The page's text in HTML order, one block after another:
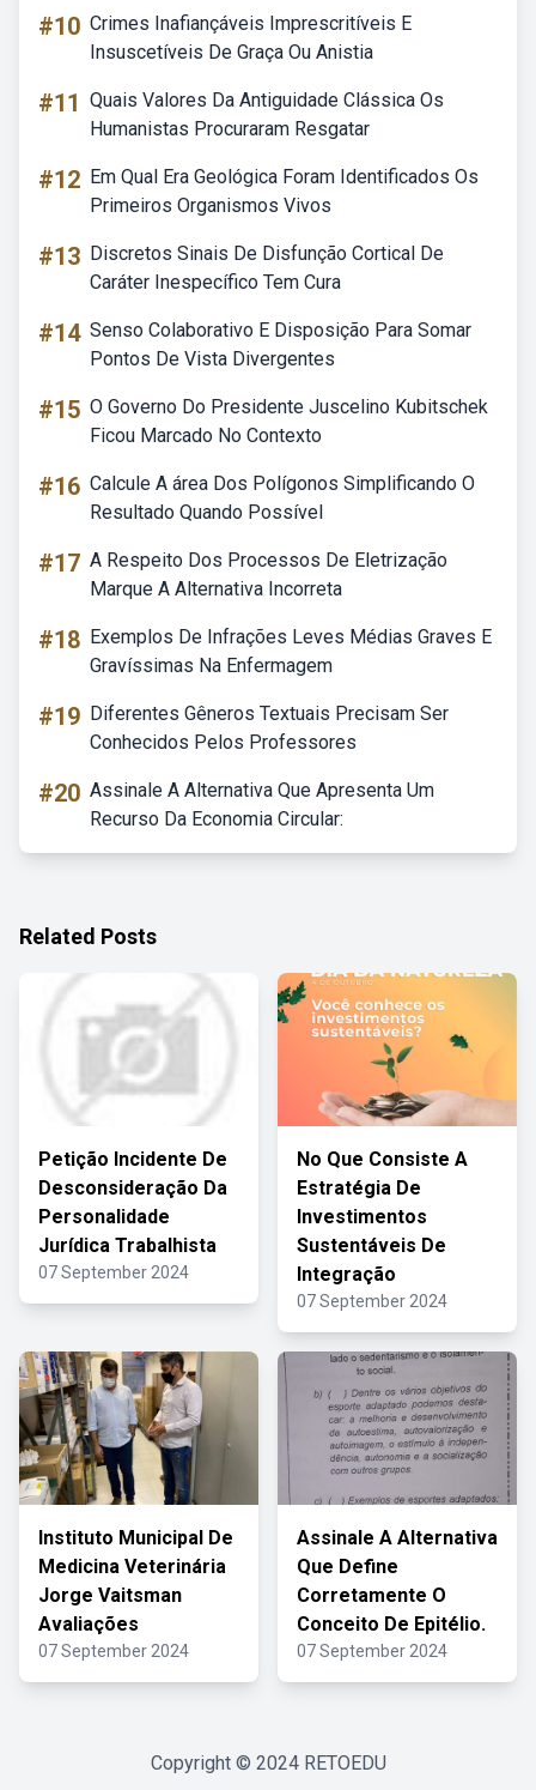
#10 Crimes Inafiançáveis Imprescritíveis E
Insuscetíveis De Graça Ou Anistia
#11 Quais Valores Da Antiguidade Clássica Os
Humanistas Procuraram Resgatar
#12 Em Qual Era Geológica Foram Identificados Os
Primeiros Organismos Vivos
#13 Discretos Sinais De Disfunção Cortical De
Caráter Inespecífico Tem Cura
#14 Senso Colaborativo E Disposição Para Somar
Pontos De Vista Divergentes
#15 O Governo Do Presidente Juscelino Kubitschek
Ficou Marcado No Contexto
#16 Calcule A área Dos Polígonos Simplificando O
Resultado Quando Possível
#17 A Respeito Dos Processos De Eletrização
Marque A Alternativa Incorreta
#18 Exemplos De Infrações Leves Médias Graves E
Gravíssimas Na Enfermagem
#19 Diferentes Gêneros Textuais Precisam Ser
Conhecidos Pelos Professores
#20 Assinale A Alternativa Que Apresenta Um
Recurso Da Economia Circular:
Related Posts
Petição Incidente De
Desconsideração Da
Personalidade
Jurídica Trabalhista
07 September 2024
No Que Consiste A
Estratégia De
Investimentos
Sustentáveis De
Integração
07 September 2024
Instituto Municipal De
Medicina Veterinária
Jorge Vaitsman
Avaliações
07 September 2024
Assinale A Alternativa
Que Define
Corretamente O
Conceito De Epitélio.
07 September 2024
Copyright © 2024 RETOEDU